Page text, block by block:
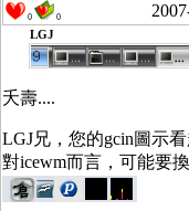
0 0
LGJ
夭壽....
LGJ兄，您的gcin圖示
對icewm而言，可能要